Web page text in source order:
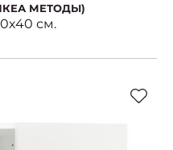
МЕТОДЫ)
см.